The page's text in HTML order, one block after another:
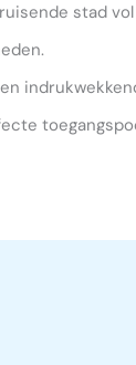
stad vol
en